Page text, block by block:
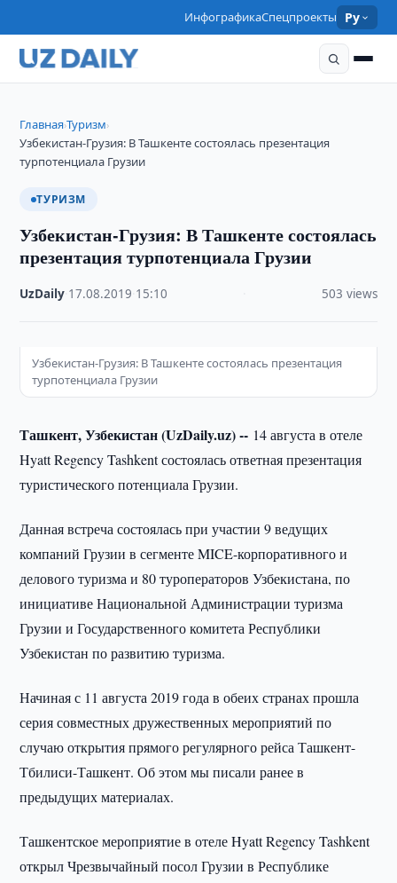
ИнфографикаСпецпроекты Ру
Главная›Туризм›
Узбекистан-Грузия: В Ташкенте состоялась презентация
турпотенциала Грузии
ТУРИЗМ
Узбекистан-Грузия: В Ташкенте состоялась
презентация турпотенциала Грузии
UzDaily 17.08.2019 15:10 503 views
Узбекистан-Грузия: В Ташкенте состоялась презентация
турпотенциала Грузии
Ташкент, Узбекистан (UzDaily.uz) -- 14 августа в отеле
Hyatt Regency Tashkent состоялась ответная презентация
туристического потенциала Грузии.
Данная встреча состоялась при участии 9 ведущих
компаний Грузии в сегменте MICE-корпоративного и
делового туризма и 80 туроператоров Узбекистана, по
инициативе Национальной Администрации туризма
Грузии и Государственного комитета Республики
Узбекистан по развитию туризма.
Начиная с 11 августа 2019 года в обеих странах прошла
серия совместных дружественных мероприятий по
случаю открытия прямого регулярного рейса Ташкент-
Тбилиси-Ташкент. Об этом мы писали ранее в
предыдущих материалах.
Ташкентское мероприятие в отеле Hyatt Regency Tashkent
открыл Чрезвычайный посол Грузии в Республике